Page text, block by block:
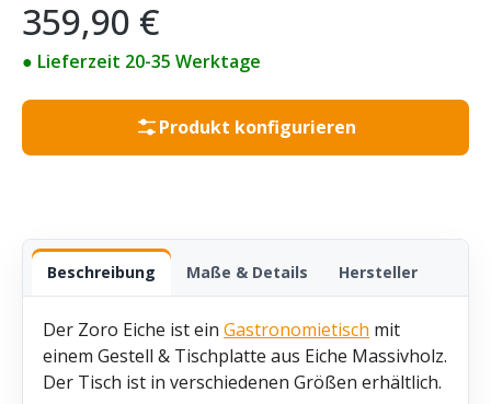
Regulärer Preis:
359,90 €
● Lieferzeit 20-35 Werktage
Produkt konfigurieren
Beschreibung Maße & Details Hersteller
Der Zoro Eiche ist ein Gastronomietisch mit
einem Gestell & Tischplatte aus Eiche Massivholz.
Der Tisch ist in verschiedenen Größen erhältlich.